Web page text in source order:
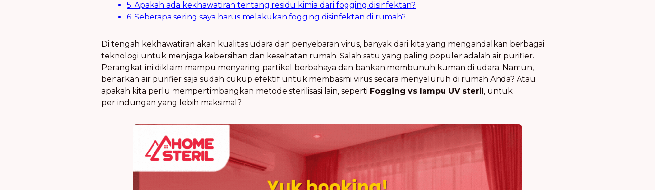
5. Apakah ada kekhawatiran tentang residu kimia dari fogging disinfektan?
6. Seberapa sering saya harus melakukan fogging disinfektan di rumah?
Di tengah kekhawatiran akan kualitas udara dan penyebaran virus, banyak dari kita yang mengandalkan berbagai
teknologi untuk menjaga kebersihan dan kesehatan rumah. Salah satu yang paling populer adalah air purifier.
Perangkat ini diklaim mampu menyaring partikel berbahaya dan bahkan membunuh kuman di udara. Namun,
benarkah air purifier saja sudah cukup efektif untuk membasmi virus secara menyeluruh di rumah Anda? Atau
apakah kita perlu mempertimbangkan metode sterilisasi lain, seperti Fogging vs lampu UV steril, untuk
perlindungan yang lebih maksimal?